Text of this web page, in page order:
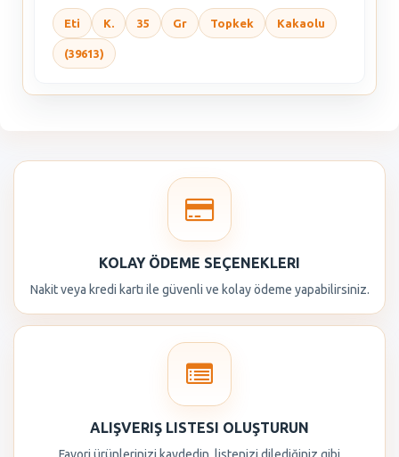
Eti K. 35 Gr Topkek Kakaolu
(39613)
KOLAY ÖDEME SEÇENEKLERI
Nakit veya kredi kartı ile güvenli ve kolay ödeme yapabilirsiniz.
ALIŞVERIŞ LISTESI OLUŞTURUN